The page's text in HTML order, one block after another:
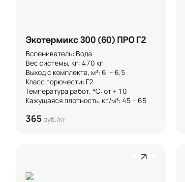
Экотермикс 300 (60) ПРО Г2
Вспениватель: Вода
Вес системы, кг: 470 кг
Выход с комплекта, м³: 6  – 6,5
Класс горючести: Г2
Температура работ, °C: от + 10
Кажущаяся плотность, кг/м³: 45 – 65
365 руб./кг